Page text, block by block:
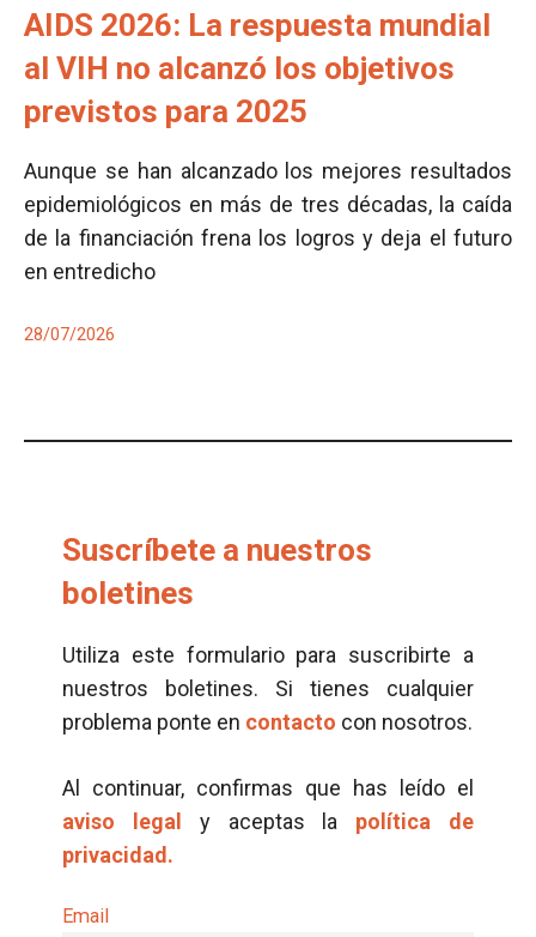
AIDS 2026: La respuesta mundial
al VIH no alcanzó los objetivos
previstos para 2025
Aunque se han alcanzado los mejores resultados
epidemiológicos en más de tres décadas, la caída
de la financiación frena los logros y deja el futuro
en entredicho
28/07/2026
Suscríbete a nuestros
boletines
Utiliza este formulario para suscribirte a
nuestros boletines. Si tienes cualquier
problema ponte en contacto con nosotros.
Al continuar, confirmas que has leído el
aviso legal
y aceptas la política de
privacidad.
Email